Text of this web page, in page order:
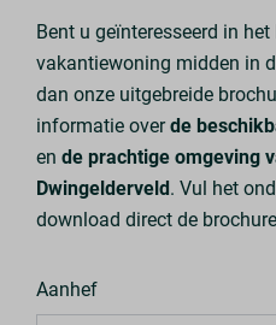
Bent u geïnteresseerd in
vakantiewoning midden in
dan onze uitgebreide
informatie overde
ende prachtige omgeving
Dwingelderveld. Vul het
download direct de
Aanhef